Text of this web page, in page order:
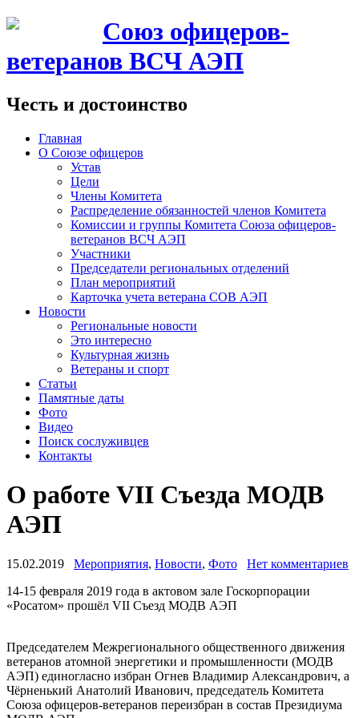
Союз офицеров-
ветеранов ВСЧ АЭП
Честь и достоинство
Главная
О Союзе офицеров
Устав
Цели
Члены Комитета
Распределение обязанностей членов Комитета
Комиссии и группы Комитета Союза офицеров-
ветеранов ВСЧ АЭП
Участники
Председатели региональных отделений
План мероприятий
Карточка учета ветерана CОВ АЭП
Новости
Региональные новости
Это интересно
Культурная жизнь
Ветераны и спорт
Статьи
Памятные даты
Фото
Видео
Поиск сослуживцев
Контакты
О работе VII Cъезда МОДВ
АЭП
15.02.2019 Мероприятия, Новости, Фото
Нет комментариев
14-15 февраля 2019 года в актовом зале Госкорпорации
«Росатом» прошёл VII Cъезд МОДВ АЭП
Председателем Межрегионального общественного движения
ветеранов атомной энергетики и промышленности (МОДВ
АЭП) единогласно избран Огнев Владимир Александрович, а
Чёрненький Анатолий Иванович, председатель Комитета
Союза офицеров-ветеранов переизбран в состав Президиума